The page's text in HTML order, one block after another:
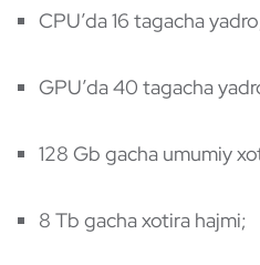
CPU’da 16 tagacha
GPU’da 40 tagacha
128 Gb gacha umumiy
8 Tb gacha xotira hajmi;